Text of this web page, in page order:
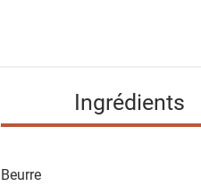
Ingrédients
Beurre